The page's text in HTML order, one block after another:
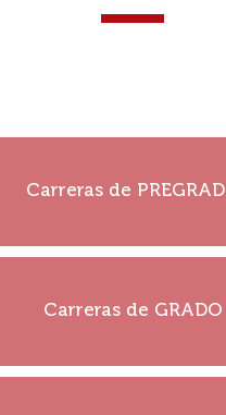
Carreras de
Carreras de GRADO